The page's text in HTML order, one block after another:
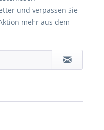
und verpassen Sie
mehr aus dem